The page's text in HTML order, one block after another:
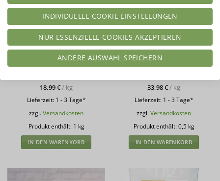
Karamelltraum – Low-Carb
Brauner Rohrzucker-Ersatz aus
Kohlenhydrate – 1000 g
Bewertet
18,99€/ kg
Lieferzeit: 1 - 3 Tage*
zzgl.Versandkosten
Produkt enthält: 1 kg
IN DEN WARENKORB
Low-Carb Süße PUDER 500 g
Zuckerersatz (10-fache Süßkraft
Bewertet
33,98€/ kg
Lieferzeit: 1 - 3 Tage*
zzgl.Versandkosten
Produkt enthält: 0,5 kg
IN DEN WARENKORB
INDIVIDUELLE COOKIE EINSTELLUNGEN
NUR ESSENZIELLE COOKIES AKZEPTIEREN
ANDERE AUSWAHL SPEICHERN